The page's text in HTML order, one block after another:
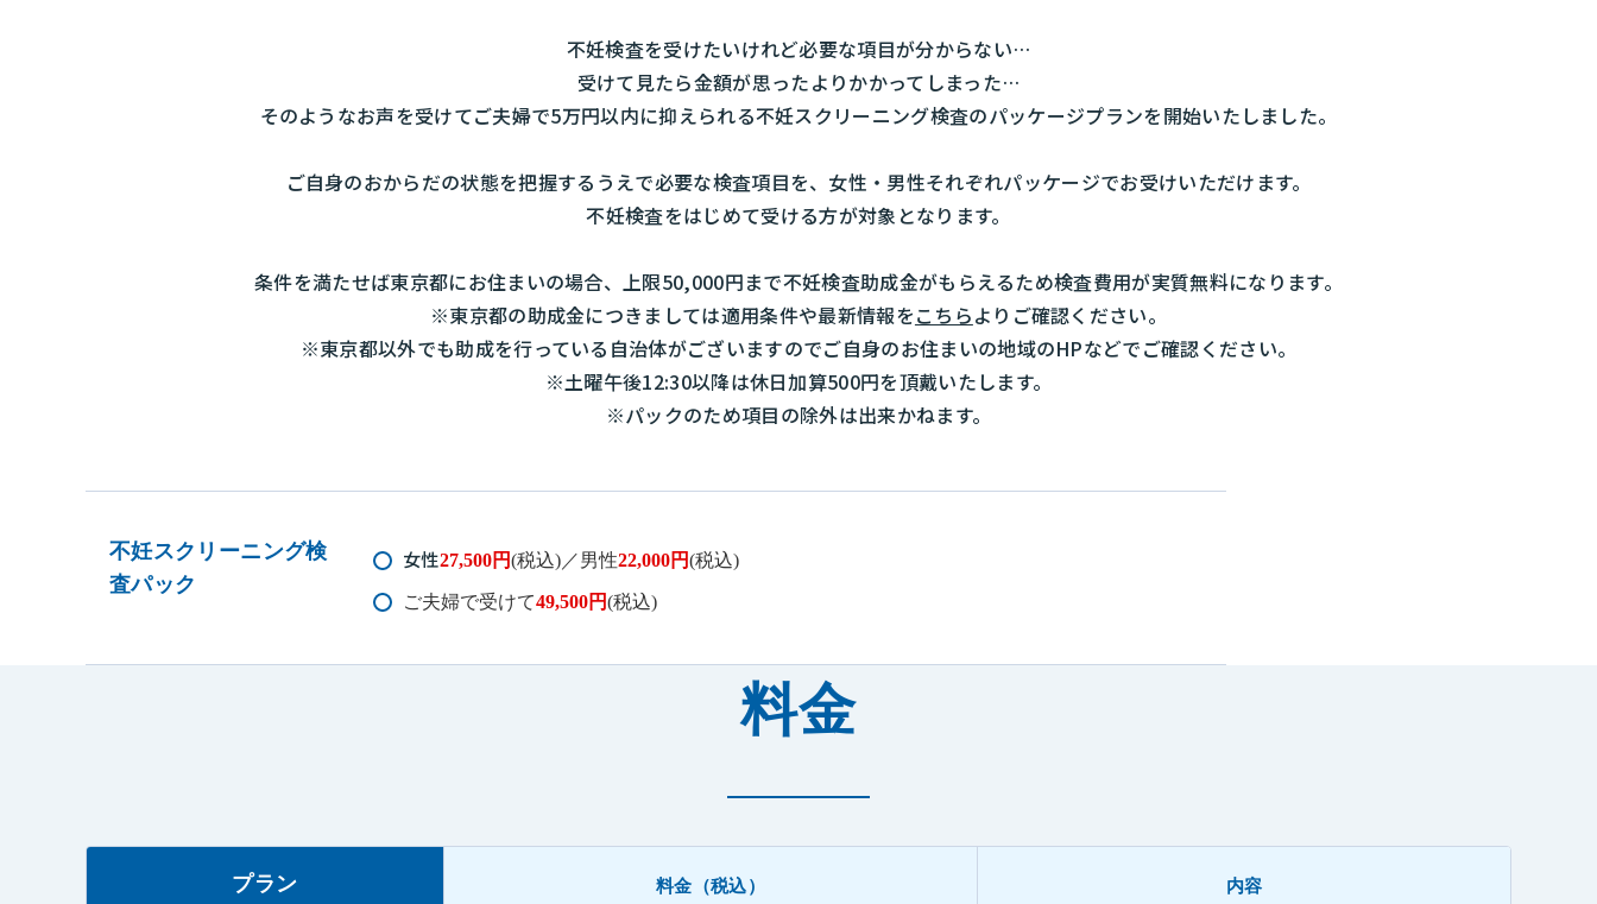
不妊検査を受けたいけれど必要な項目が分からない…
受けて見たら金額が思ったよりかかってしまった…
そのようなお声を受けてご夫婦で5万円以内に抑えられる不妊スクリーニング検査のパッケージプランを開始いたしました。
ご自身のおからだの状態を把握するうえで必要な検査項目を、女性・男性それぞれパッケージでお受けいただけます。
不妊検査をはじめて受ける方が対象となります。
条件を満たせば東京都にお住まいの場合、上限50,000円まで不妊検査助成金がもらえるため検査費用が実質無料になります。
※東京都の助成金につきましては適用条件や最新情報をこちらよりご確認ください。
※東京都以外でも助成を行っている自治体がございますのでご自身のお住まいの地域のHPなどでご確認ください。
※土曜午後12:30以降は休日加算500円を頂戴いたします。
※パックのため項目の除外は出来かねます。
不妊スクリーニング検
査パック
女性27,500円(税込)／男性22,000円(税込)
ご夫婦で受けて49,500円(税込)
料金
プラン 料金（税込） 内容